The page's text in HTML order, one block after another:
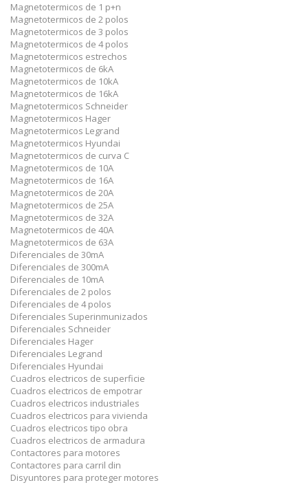
Magnetotermicos de 1 p+n
Magnetotermicos de 2 polos
Magnetotermicos de 3 polos
Magnetotermicos de 4 polos
Magnetotermicos estrechos
Magnetotermicos de 6kA
Magnetotermicos de 10kA
Magnetotermicos de 16kA
Magnetotermicos Schneider
Magnetotermicos Hager
Magnetotermicos Legrand
Magnetotermicos Hyundai
Magnetotermicos de curva C
Magnetotermicos de 10A
Magnetotermicos de 16A
Magnetotermicos de 20A
Magnetotermicos de 25A
Magnetotermicos de 32A
Magnetotermicos de 40A
Magnetotermicos de 63A
Diferenciales de 30mA
Diferenciales de 300mA
Diferenciales de 10mA
Diferenciales de 2 polos
Diferenciales de 4 polos
Diferenciales Superinmunizados
Diferenciales Schneider
Diferenciales Hager
Diferenciales Legrand
Diferenciales Hyundai
Cuadros electricos de superficie
Cuadros electricos de empotrar
Cuadros electricos industriales
Cuadros electricos para vivienda
Cuadros electricos tipo obra
Cuadros electricos de armadura
Contactores para motores
Contactores para carril din
Disyuntores para proteger motores